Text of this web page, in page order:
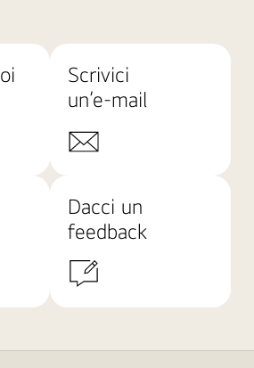
Scrivici
un’e-mail
Dacci un
feedback